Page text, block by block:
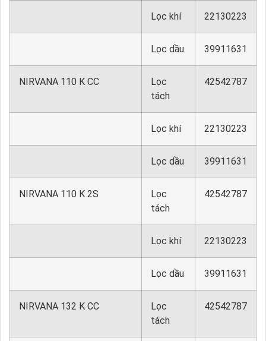
Lọc khí 22130223
Lọc dầu 39911631
NIRVANA 110 K CC
Lọc
tách
42542787
Lọc khí 22130223
Lọc dầu 39911631
NIRVANA 110 K 2S
Lọc
tách
42542787
Lọc khí 22130223
Lọc dầu 39911631
NIRVANA 132 K CC
Lọc
tách
42542787